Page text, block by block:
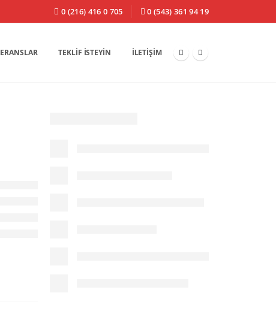
0 (216) 416 0 705 0 (543) 361 94 19
TEKLIF İSTEYIN İLETIŞIM